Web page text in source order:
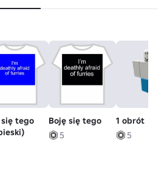
się tego
Boję się tego
5
1 obrót
5